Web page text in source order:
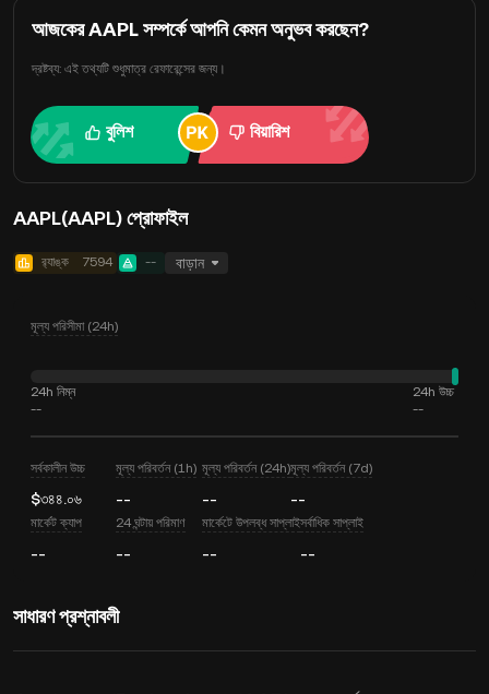
আজকের AAPL সম্পর্কে আপনি কেমন অনুভব করছেন?
দ্রষ্টব্য: এই তথ্যটি শুধুমাত্র রেফারেন্সের জন্য।
বুলিশ বিয়ারিশ
AAPL(AAPL) প্রোফাইল
র‍্যাঙ্ক 7594 -- বাড়ান
মূল্য পরিসীমা (24h)
24h নিম্ন
--
24h উচ্চ
--
সর্বকালীন উচ্চ
$৩৪৪.০৬
মূল্য পরিবর্তন (1h)
--
মূল্য পরিবর্তন (24h)
--
মূল্য পরিবর্তন (7d)
--
মার্কেট ক্যাপ
--
24 ঘন্টায় পরিমাণ
--
মার্কেটে উপলব্ধ সাপ্লাই
--
সর্বাধিক সাপ্লাই
--
সাধারণ প্রশ্নাবলী